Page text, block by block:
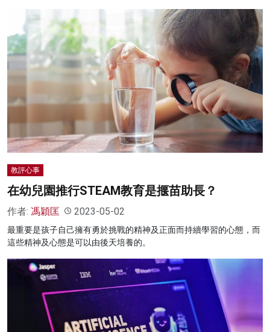
教評心事
在幼兒園推行STEAM教育是揠苗助長？
作者: 馮穎匡 2023-05-02
最重要是孩子自己擁有勇於挑戰的精神及正面而持續學習的心態，而
這些精神及心態是可以由後天培養的。